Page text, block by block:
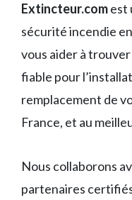
Extincteur.comest
sécurité incendie
vous aider à
fiable pour
remplacement de
France, et au
Nous collaborons
partenaires